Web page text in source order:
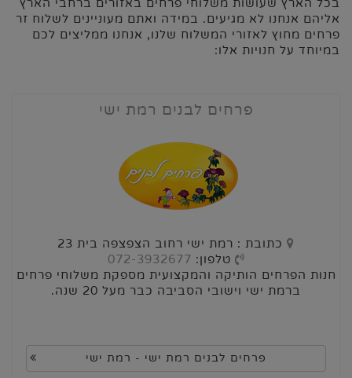
בכל הארץ שעושות משלוחי פרחים באזורים ברחבי הארץ
אליהם אנחנו לא מגיעים. במידה ואתם מעוניינים לשלוח זר
פרחים מחוץ לאזורי המשלוח שלנו, אנחנו ממליצים לכם
במיוחד על חנויות אלו:
פרחים לבנים רמת ישי
כתובת : רמת ישי רחוב הצפצפה בית 23
טלפון: 072-3932677
חנות הפרחים הותיקה והמקצועית מספקת משלוחי פרחים
ברמת ישי וישובי הסביבה כבר מעל 20 שנה.
פרחים לבנים רמת ישי - רמת ישי